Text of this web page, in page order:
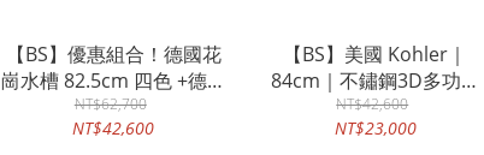
【BS】優惠組合！德國花
崗水槽 82.5cm 四色 +德國
伸縮花灑龍頭 黑色｜MN-
100Y +31815670
NT$62,700
NT$42,600
【BS】美國 Kohler｜
84cm｜不鏽鋼3D多功能
水槽｜5540T-C-NA｜無鉛
防蟑
NT$42,600
NT$23,000